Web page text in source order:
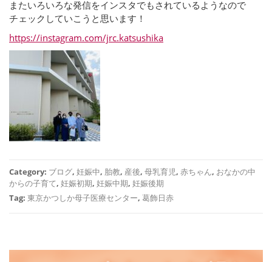
またいろいろな発信をインスタでもされているようなので
チェックしていこうと思います！
https://instagram.com/jrc.katsushika
Category: ブログ, 妊娠中, 胎教, 産後, 母乳育児, 赤ちゃん, おなかの中
からの子育て, 妊娠初期, 妊娠中期, 妊娠後期
Tag: 東京かつしか母子医療センター, 葛飾日赤